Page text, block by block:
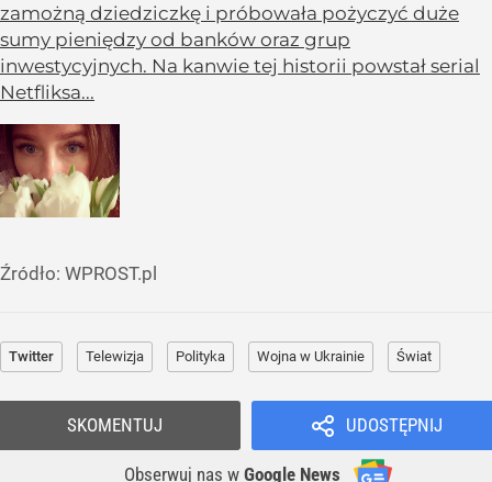
zamożną dziedziczkę i próbowała pożyczyć duże
sumy pieniędzy od banków oraz grup
inwestycyjnych. Na kanwie tej historii powstał serial
Netfliksa...
Źródło: WPROST.pl
Twitter Telewizja Polityka Wojna w Ukrainie Świat
UDOSTĘPNIJ
Obserwuj nas w Google News
SKOMENTUJ